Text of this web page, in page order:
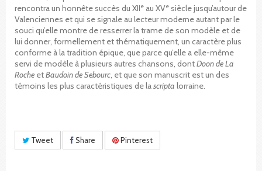
rencontra un honnête succès du XIIe au XVe siècle jusqu’autour de
Valenciennes et qui se signale au lecteur moderne autant par le
souci qu’elle montre de resserrer la trame de son modèle et de
lui donner, formellement et thématiquement, un caractère plus
conforme à la tradition épique, que parce qu’elle a elle-même
servi de modèle à plusieurs autres chansons, dontDoon de La
Roche etBaudoin de Sebourc, et que son manuscrit est un des
témoins les plus caractéristiques de lascripta lorraine.
Tweet Share Pinterest